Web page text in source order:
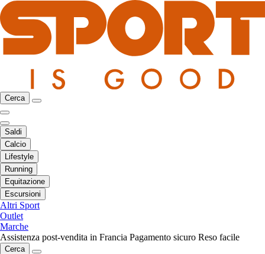
Cerca
Saldi
Calcio
Lifestyle
Running
Equitazione
Escursioni
Altri Sport
Outlet
Marche
Assistenza post-vendita in Francia Pagamento sicuro Reso facile
Cerca